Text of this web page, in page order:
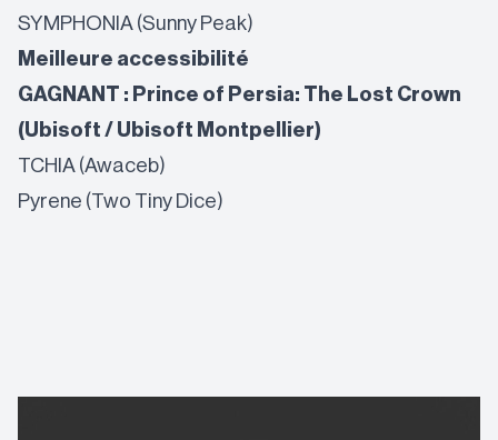
SYMPHONIA (Sunny Peak)
Meilleure accessibilité
GAGNANT : Prince of Persia: The Lost Crown
(Ubisoft / Ubisoft Montpellier)
TCHIA (Awaceb)
Pyrene (Two Tiny Dice)